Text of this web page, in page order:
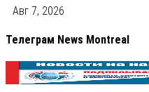
Авг 7, 2026
Телеграм News Montreal